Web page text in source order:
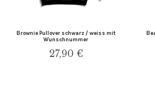
Brownie Pullover schwarz / weiss mit
Wunschnummer
27,90 €